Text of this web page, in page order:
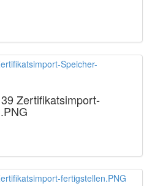
Zertifikatsimport-